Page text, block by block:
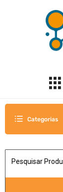
Categorias